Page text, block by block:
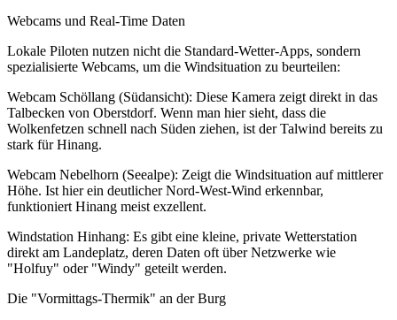
Webcams und Real-Time Daten
Lokale Piloten nutzen nicht die Standard-Wetter-Apps, sondern
spezialisierte Webcams, um die Windsituation zu beurteilen:
Webcam Schöllang (Südansicht): Diese Kamera zeigt direkt in das
Talbecken von Oberstdorf. Wenn man hier sieht, dass die
Wolkenfetzen schnell nach Süden ziehen, ist der Talwind bereits zu
stark für Hinang.
Webcam Nebelhorn (Seealpe): Zeigt die Windsituation auf mittlerer
Höhe. Ist hier ein deutlicher Nord-West-Wind erkennbar,
funktioniert Hinang meist exzellent.
Windstation Hinhang: Es gibt eine kleine, private Wetterstation
direkt am Landeplatz, deren Daten oft über Netzwerke wie
"Holfuy" oder "Windy" geteilt werden.
Die "Vormittags-Thermik" an der Burg